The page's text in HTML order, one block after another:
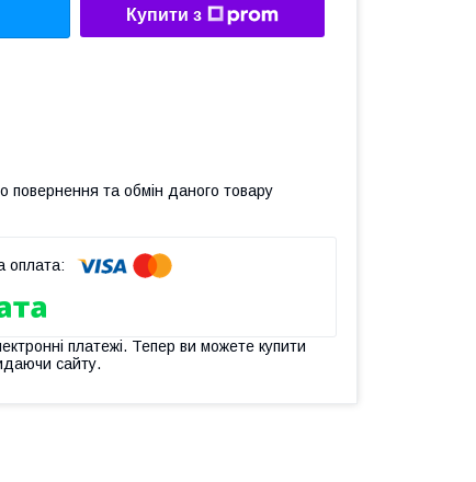
Купити з
повернення та обмін даного товару
платежі. Тепер ви можете купити
сайту.